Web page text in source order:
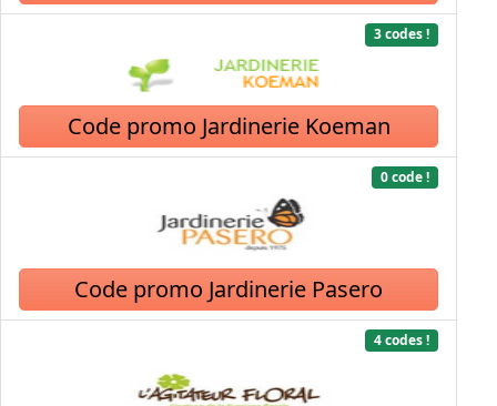
3 codes !
Code promo Jardinerie Koeman
0 code !
Code promo Jardinerie Pasero
4 codes !